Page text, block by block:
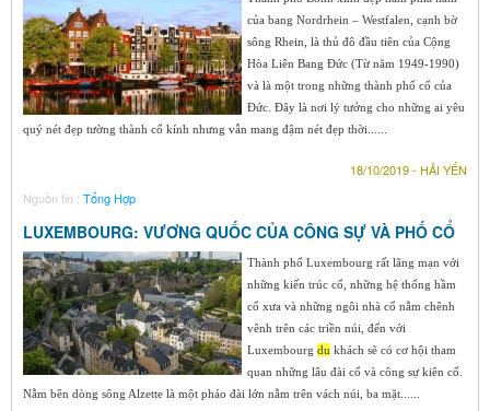
của bang Nordrhein – Westfalen, cạnh bờ
sông Rhein, là thủ đô đầu tiên của Cộng
Hòa Liên Bang Đức (Từ năm 1949-1990)
và là một trong những thành phố cổ của
Đức. Đây là nơi lý tưởng cho những ai yêu
quý nét đẹp tường thành cổ kính nhưng vẫn mang đậm nét đẹp thời......
18/10/2019 - HẢI YẾN
Nguồn tin : Tổng Hợp
LUXEMBOURG: VƯƠNG QUỐC CỦA CÔNG SỰ VÀ PHỐ CỔ
Thành phố Luxembourg rất lãng mạn với
những kiến trúc cổ, những hệ thống hầm
cổ xưa và những ngôi nhà cổ nằm chênh
vênh trên các triền núi, đến với
Luxembourg du khách sẽ có cơ hội tham
quan những lâu đài cổ và công sự kiên cố.
Nằm bên dòng sông Alzette là một pháo đài lớn nằm trên vách núi, ba mặt......